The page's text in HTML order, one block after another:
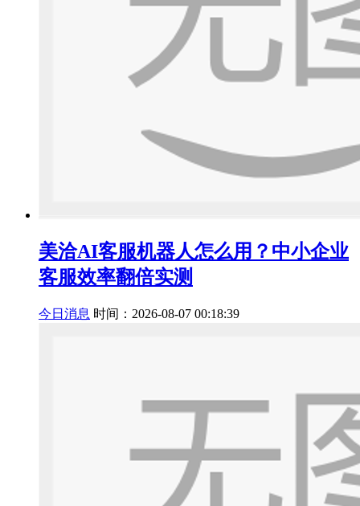
美洽AI客服机器人怎么用？中小企业
客服效率翻倍实测
今日消息 时间：2026-08-07 00:18:39